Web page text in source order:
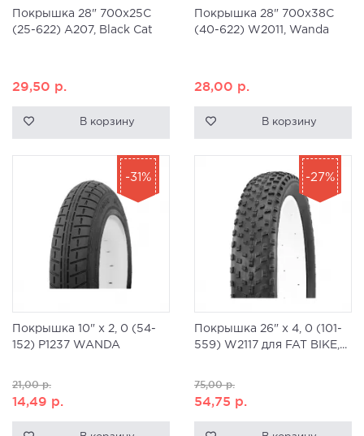
Покрышка 28" 700x25C
(25-622) A207, Black Cat
29,50 р.
В корзину
Покрышка 28" 700x38C
(40-622) W2011, Wanda
28,00 р.
В корзину
Покрышка 10" x 2, 0 (54-
152) Р1237 WANDA
21,00р.
14,49 р.
-31%
Покрышка 26" x 4, 0 (101-
559) W2117 для FAT BIKE,...
75,00р.
54,75 р.
-27%